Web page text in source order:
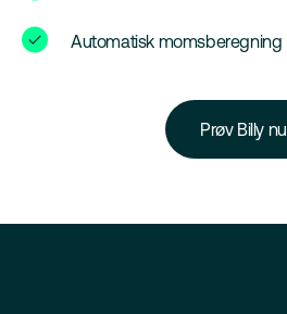
Automatisk momsberegning
Prøv Billy nu